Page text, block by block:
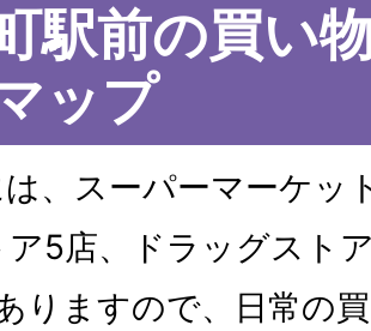
駅前の買い
ップ
、スーパーマーケッ
ア5店、ドラッグスト
りますので、日常の